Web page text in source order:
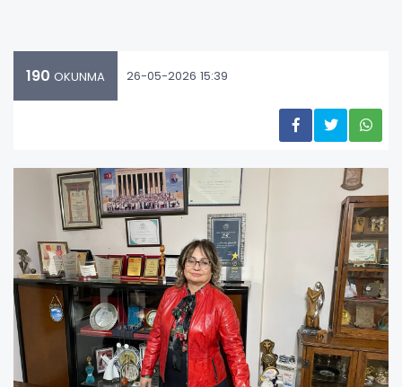
190 OKUNMA 26-05-2026 15:39